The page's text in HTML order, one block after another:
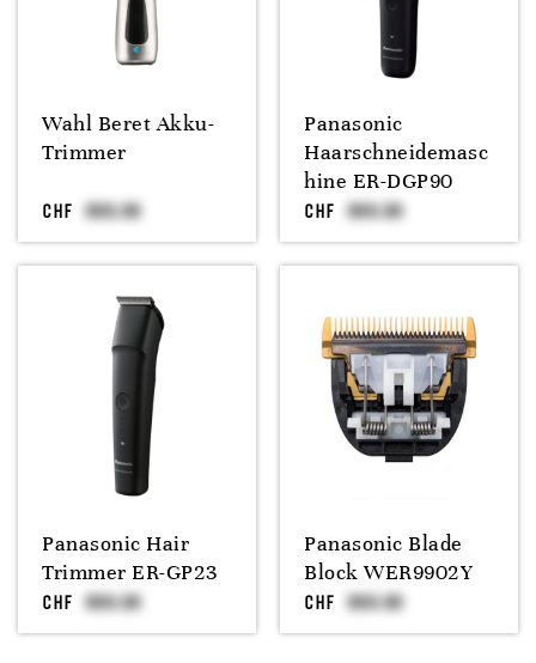
Wahl Beret Akku-
Trimmer
CHF
Panasonic
Haarschneidemasc
hine ER-DGP90
CHF
Panasonic Hair
Trimmer ER-GP23
CHF
Panasonic Blade
Block WER9902Y
CHF